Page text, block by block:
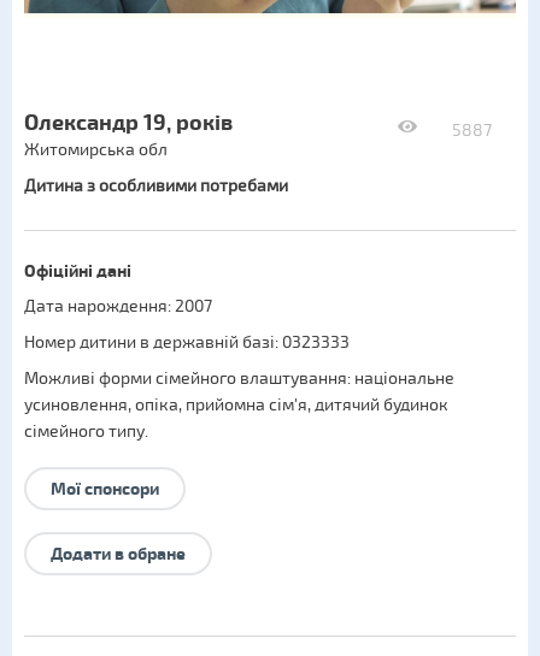
5887
Олександр 19, років
Житомирська обл
Дитина з особливими потребами
Офіційні дані
Дата нарождення: 2007
Номер дитини в державній базі: 0323333
Можливі форми сімейного влаштування: національне
усиновлення,опіка, прийомна сім'я,дитячий будинок
сімейного типу.
Мої спонсори
Додати в обране